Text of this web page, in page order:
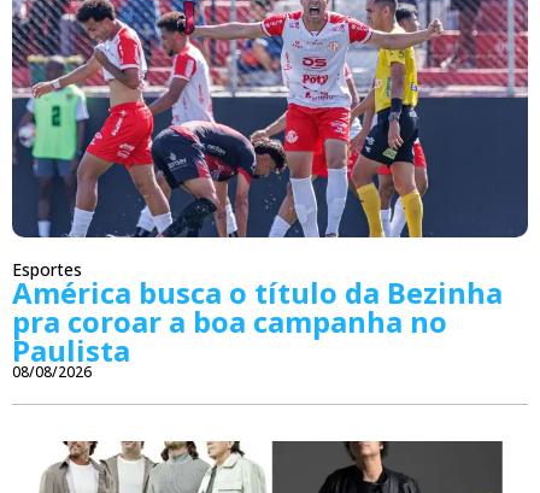
Esportes
América busca o título da Bezinha
pra coroar a boa campanha no
Paulista
08/08/2026